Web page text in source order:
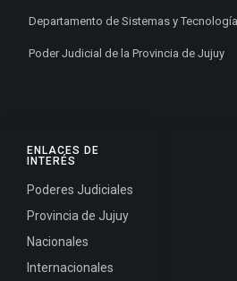
ENLACES DE
INTERÉS
Poderes Judiciales
Provincia de Jujuy
Nacionales
Internacionales
Departamento de Sistemas y
Poder Judicial de la Provincia de Jujuy